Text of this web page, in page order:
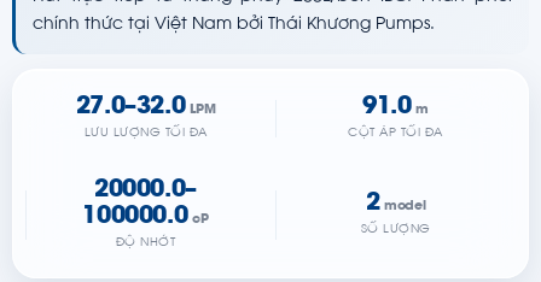
chính thức tại Việt Nam bởi Thái Khương Pumps.
27.0–32.0 LPM
LƯU LƯỢNG TỐI ĐA
91.0 m
CỘT ÁP TỐI ĐA
20000.0–
100000.0 cP
ĐỘ NHỚT
2 model
SỐ LƯỢNG